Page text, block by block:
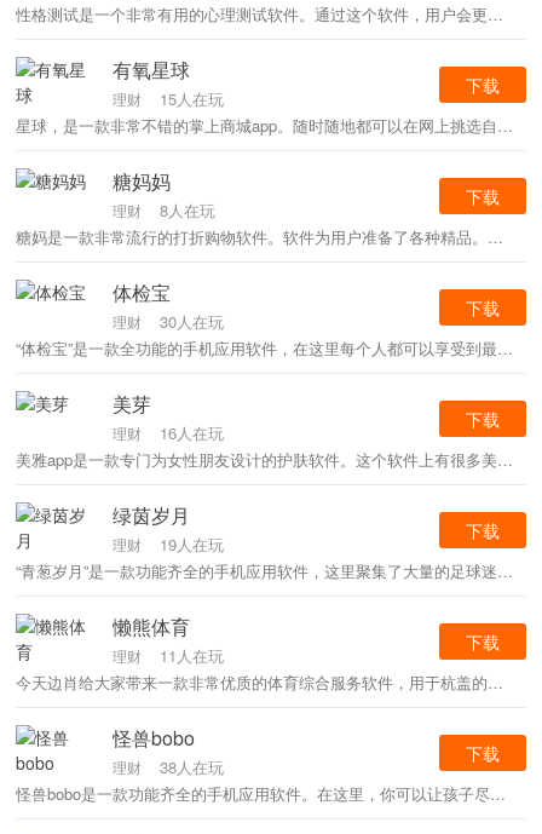
性格测试是一个非常有用的心理测试软件。通过这个软件，用户会更了解自己，重新认识自己，知道自己的优缺点，各种心理测试等着你。想体验就来下载吧！
有氧星球
理财
15人在玩
星球，是一款非常不错的掌上商城app。随时随地都可以在网上挑选自己喜欢的商品，都是正品，质量有保障。支持一键收藏，系统会根据你喜欢的商品类型，智能为你推送同类商品。喜欢的朋友可以点击下载！
下载
糖妈妈
理财
8人在玩
糖妈是一款非常流行的打折购物软件。软件为用户准备了各种精品。每个商品都是物美价廉，买了就能赚。除此之外，还有很多优惠活动等着你。快来下载体验吧！
下载
体检宝
理财
30人在玩
“体检宝”是一款全功能的手机应用软件，在这里每个人都可以享受到最安全可靠的体检功能，可以让每个人测量自己的心率、视力、听力等。快来下载经验给有需要的朋友吧！
下载
美芽
理财
16人在玩
美雅app是一款专门为女性朋友设计的护肤软件。这个软件上有很多美容专家，可以为用户解答美容护肤方面的问题。同时还可以提供一些内容技巧分享给用户，让用户学习、阅读美妆文章、观看美妆视频等。非常方便。请喜欢的朋友下载使用。
下载
绿茵岁月
理财
19人在玩
“青葱岁月”是一款功能齐全的手机应用软件，这里聚集了大量的足球迷。每支球队的每一场比赛都可以记录下来，让你随时了解他们的成长。喜欢这首《青葱岁月》的朋友快来试试吧！
下载
懒熊体育
理财
11人在玩
今天边肖给大家带来一款非常优质的体育综合服务软件，用于杭盖的各种体育赛事。用户可以在线交流经验，还有很多体育知识让你了解。专业的体育知识可以让你事半功倍。快来下载体验吧！
下载
怪兽bobo
理财
38人在玩
怪兽bobo是一款功能齐全的手机应用软件。在这里，你可以让孩子尽情发挥自己的才华，让他们有一个表演的大舞台，让他们展示自己，展示才华。喜欢这个怪物bobo软件的朋友不要错过！
下载